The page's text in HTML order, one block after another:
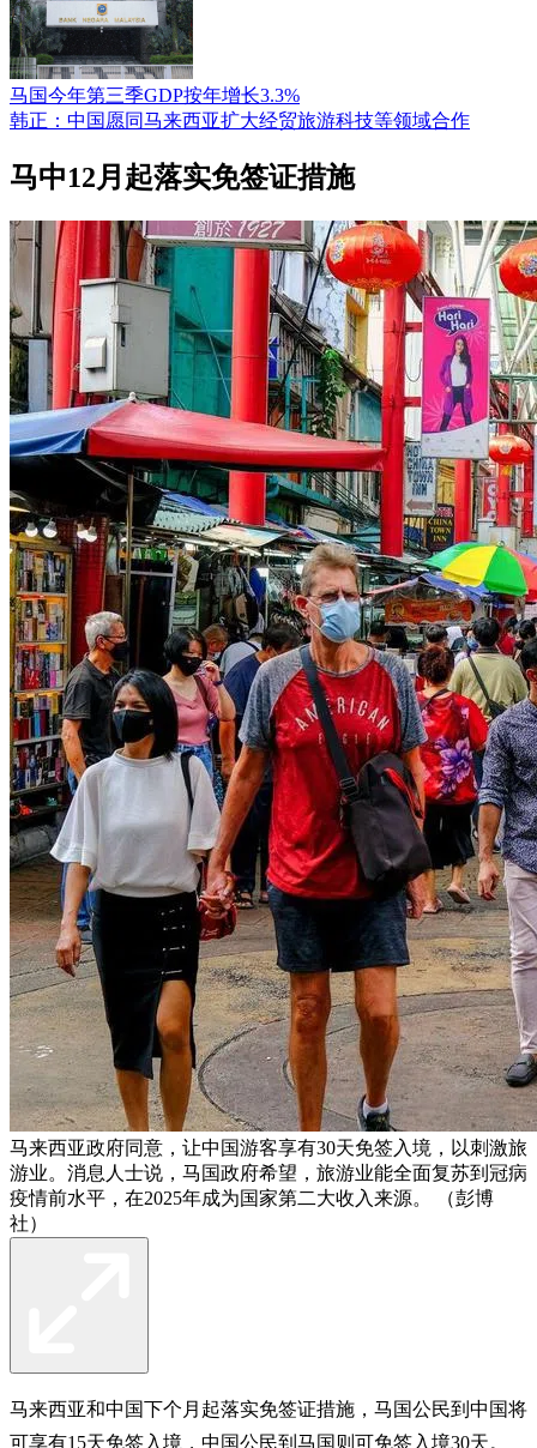
马国今年第三季GDP按年增长3.3%
韩正：中国愿同马来西亚扩大经贸旅游科技等领域合作
马中12月起落实免签证措施
马来西亚政府同意，让中国游客享有30天免签入境，以刺激旅
游业。消息人士说，马国政府希望，旅游业能全面复苏到冠病
疫情前水平，在2025年成为国家第二大收入来源。 （彭博
社）
马来西亚和中国下个月起落实免签证措施，马国公民到中国将
可享有15天免签入境，中国公民到马国则可免签入境30天。